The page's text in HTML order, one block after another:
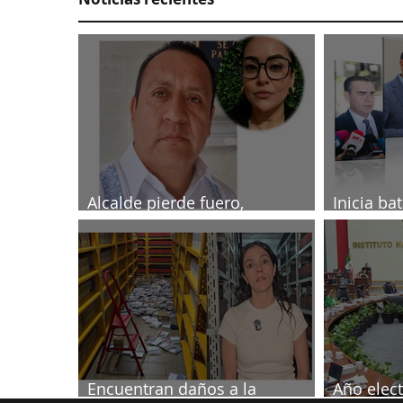
Alcalde pierde fuero,
investigado por muerte de
periodista
Inicia
2027
Encuentran daños a la
Año